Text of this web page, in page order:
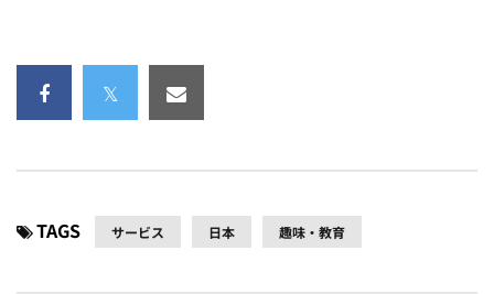
TAGS サービス 日本 趣味・教育